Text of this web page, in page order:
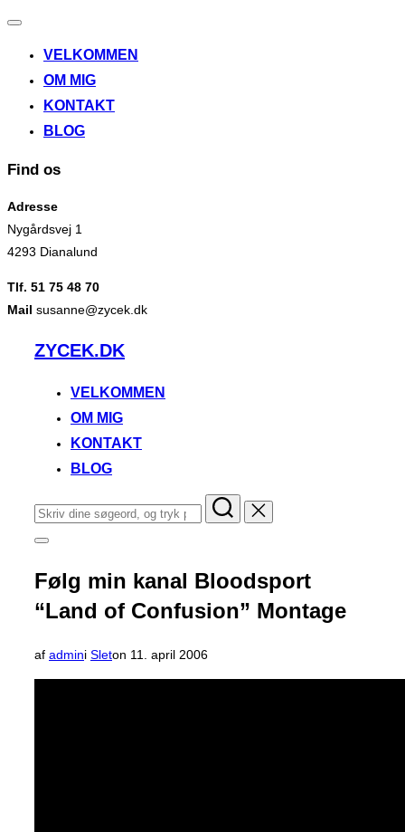
Slå
til/fra
VELKOMMEN
OM MIG
KONTAKT
BLOG
Find os
Adresse
Nygårdsvej 1
4293 Dianalund
Tlf. 51 75 48 70
Mail susanne@zycek.dk
VidereZYCEK.DK
VELKOMMEN
OM MIG
KONTAKT
BLOG
Søg
efter:
Slå
i
sidekolonne
til/fra
Følg min kanal Bloodsport
“Land of Confusion” Montage
af admini Sleton Udgivet
d.
11. april 2006